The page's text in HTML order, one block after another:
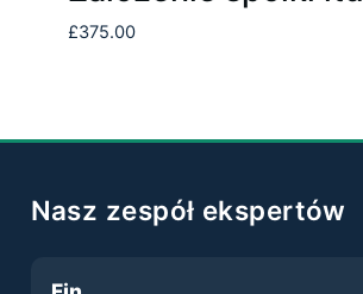
£375.00
Nasz zespół ekspertów